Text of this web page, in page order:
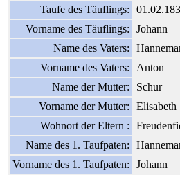
Taufe des Täuflings:
Vorname des Täuflings:
Johann
Name des Vaters:
Vorname des Vaters:
Anton
Name der Mutter:
Schur
Vorname der Mutter:
Elisabeth
Wohnort der Eltern :
Name des 1. Taufpaten:
Vorname des 1. Taufpaten:
Johann